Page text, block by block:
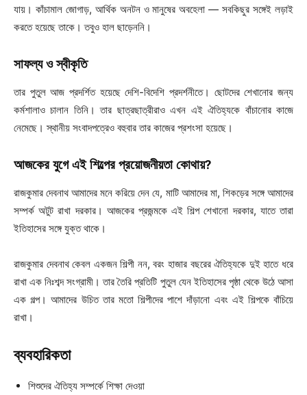
যায়। কাঁচামাল জোগাড়, আর্থিক অনটন ও মানুষের অবহেলা — সবকিছুর সঙ্গেই লড়াই
করতে হয়েছে তাকে। তবুও হাল ছাড়েননি।
সাফল্য ও স্বীকৃতি
তার পুতুল আজ প্রদর্শিত হয়েছে দেশি-বিদেশি প্রদর্শনীতে। ছোটদের শেখানোর জন্য
কর্মশালাও চালান তিনি। তার ছাত্রছাত্রীরাও এখন এই ঐতিহ্যকে বাঁচানোর কাজে
নেমেছে। স্থানীয় সংবাদপত্রেও বহুবার তার কাজের প্রশংসা হয়েছে।
আজকের যুগে এই শিল্পের প্রয়োজনীয়তা কোথায়?
রাজকুমার দেবনাথ আমাদের মনে করিয়ে দেন যে, মাটি আমাদের মা, শিকড়ের সঙ্গে আমাদের
সম্পর্ক অটুট রাখা দরকার। আজকের প্রজন্মকে এই শিল্প শেখানো দরকার, যাতে তারা
ইতিহাসের সঙ্গে যুক্ত থাকে।
রাজকুমার দেবনাথ কেবল একজন শিল্পী নন, বরং হাজার বছরের ঐতিহ্যকে দুই হাতে ধরে
রাখা এক নিঃশব্দ সংগ্রামী। তার তৈরি প্রতিটি পুতুল যেন ইতিহাসের পৃষ্ঠা থেকে উঠে আসা
এক গল্প। আমাদের উচিত তার মতো শিল্পীদের পাশে দাঁড়ানো এবং এই শিল্পকে বাঁচিয়ে
রাখা।
ব্যবহারিকতা
শিশুদের ঐতিহ্য সম্পর্কে শিক্ষা দেওয়া